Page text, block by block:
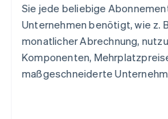
Sie jede beliebige
Unternehmen benötigt, wie z.
monatlicher Abrechnung,
Komponenten,
maßgeschneiderte